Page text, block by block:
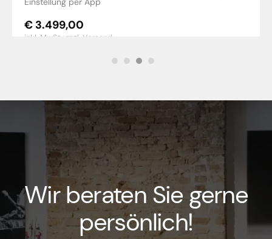
€ 3.499,00
inkl. MwSt., zzgl. Versand
Wir beraten Sie gerne
persönlich!